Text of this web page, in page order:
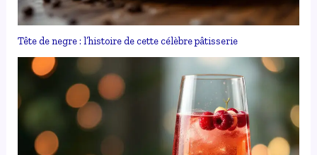
Tête de negre : l’histoire de cette célèbre pâtisserie